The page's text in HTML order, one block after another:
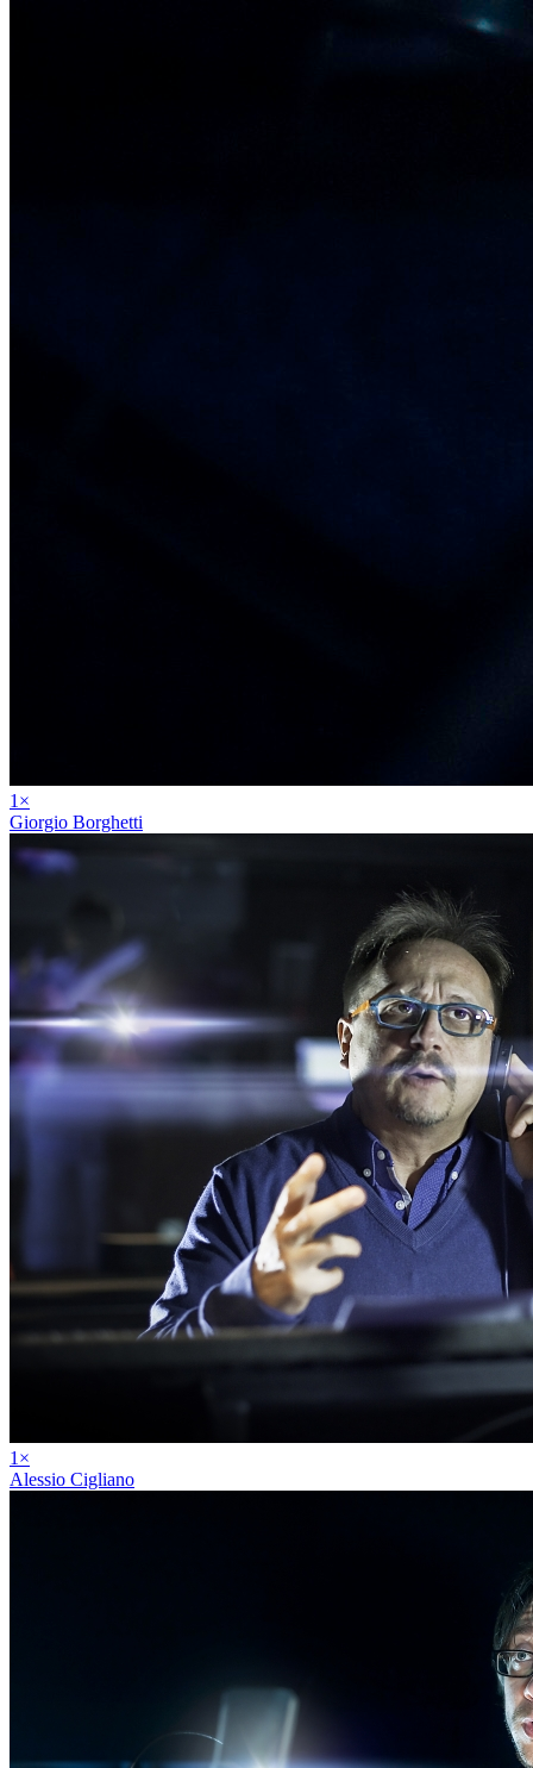
1 ×
Giorgio Borghetti
1 ×
Alessio Cigliano